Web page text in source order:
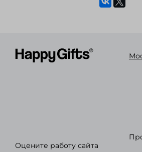
Оцените работу сайта